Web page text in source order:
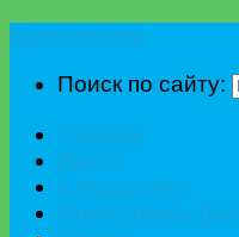
Поиск по сайту: